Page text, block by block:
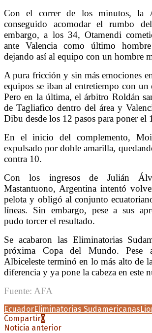
Con el correr de los minutos, la
conseguido acomodar el rumbo
embargo, a los 34, Otamendi
ante Valencia como último
dejando así al equipo con un hombre
A pura fricción y sin más emociones
equipos se iban al entretiempo con un
Pero en la última, el árbitro Roldán
de Tagliafico dentro del área y
Dibu desde los 12 pasos para poner el
En el inicio del complemento,
expulsado por doble amarilla,
contra 10.
Con los ingresos de Julián
Mastantuono, Argentina intentó
pelota y obligó al conjunto
líneas. Sin embargo, pese a sus
pudo torcer el resultado.
Se acabaron las Eliminatorias
próxima Copa del Mundo. Pese
Albiceleste terminó en lo más alto de
diferencia y ya pone la cabeza en este
Fuente: AFA
EcuadorEliminatorias Sudamericanas
Compartir0
Noticia anterior